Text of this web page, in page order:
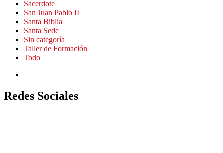
Sacerdote
San Juan Pablo II
Santa Biblia
Santa Sede
Sin categoría
Taller de Formación
Todo
Redes Sociales